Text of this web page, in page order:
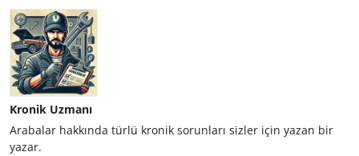
Kronik Uzmanı
Arabalar hakkında türlü kronik sorunları sizler için yazan bir
yazar.